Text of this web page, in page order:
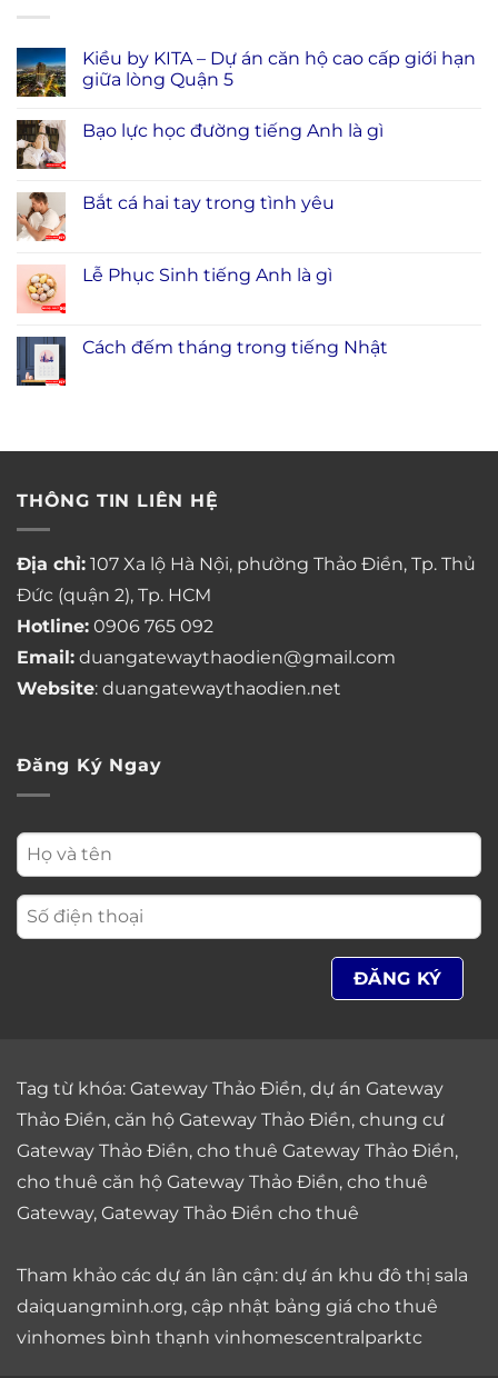
Kiều by KITA – Dự án căn hộ cao cấp giới hạn
giữa lòng Quận 5
Bạo lực học đường tiếng Anh là gì
Bắt cá hai tay trong tình yêu
Lễ Phục Sinh tiếng Anh là gì
Cách đếm tháng trong tiếng Nhật
THÔNG TIN LIÊN HỆ
Địa chỉ: 107 Xa lộ Hà Nội, phường Thảo Điền, Tp. Thủ
Đức (quận 2), Tp. HCM
Hotline: 0906 765 092
Email: duangatewaythaodien@gmail.com
Website: duangatewaythaodien.net
Đăng Ký Ngay
Tag từ khóa: Gateway Thảo Điền, dự án Gateway
Thảo Điền, căn hộ Gateway Thảo Điền, chung cư
Gateway Thảo Điền, cho thuê Gateway Thảo Điền,
cho thuê căn hộ Gateway Thảo Điền, cho thuê
Gateway, Gateway Thảo Điền cho thuê
Tham khảo các dự án lân cận: dự án khu đô thị sala
daiquangminh.org, cập nhật bảng giá cho thuê
vinhomes bình thạnh vinhomescentralparktc